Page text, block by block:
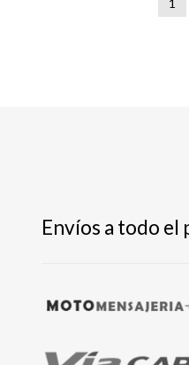
Envíos a todo el